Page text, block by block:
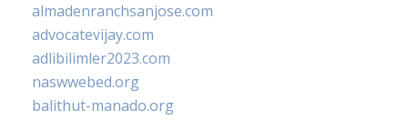
almadenranchsanjose.com
advocatevijay.com
adlibilimler2023.com
naswwebed.org
balithut-manado.org